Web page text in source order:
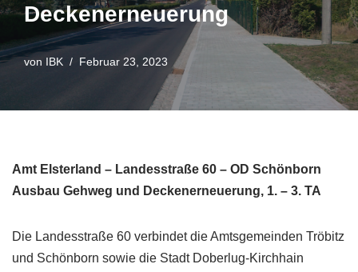
Deckenerneuerung
von IBK Februar 23, 2023
Amt Elsterland – Landesstraße 60 – OD Schönborn
Ausbau Gehweg und Deckenerneuerung, 1. – 3. TA
Die Landesstraße 60 verbindet die Amtsgemeinden Tröbitz
und Schönborn sowie die Stadt Doberlug-Kirchhain